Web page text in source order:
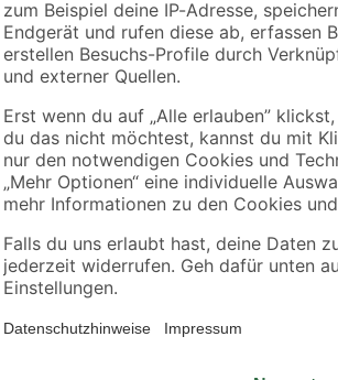
150 cm
€
Schütte
Badewannenarmatur
schwarz
71,99 €